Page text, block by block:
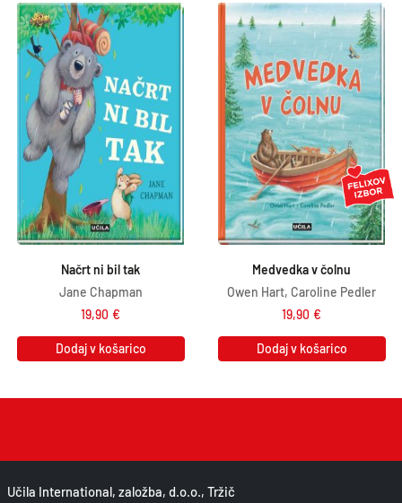
Načrt ni bil tak
Jane Chapman
19,90 €
Dodaj v košarico
Medvedka v čolnu
Owen Hart, Caroline Pedler
19,90 €
Dodaj v košarico
Učila International, založba, d.o.o., Tržič